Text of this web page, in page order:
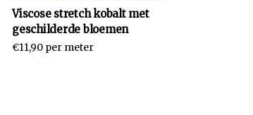
Viscose stretch kobalt met
geschilderde bloemen
€11,90 per meter